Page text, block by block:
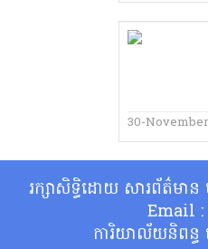
30-
រក្សាសិទ្ធិដោយ សារព័ត៌មា
Email
ការិយាល័យនិពន្ធ